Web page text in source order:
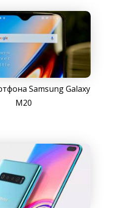
Samsung Galaxy
M20